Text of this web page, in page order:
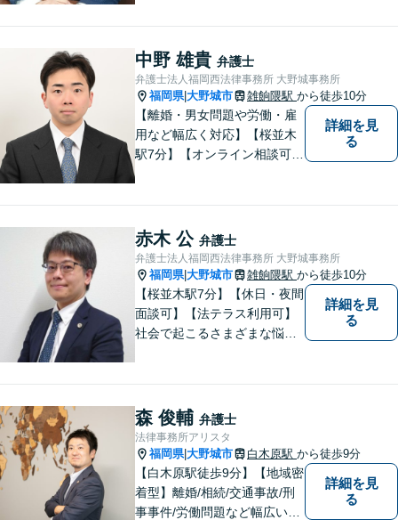
料相談あり。出張相談あり。
２０時まで営業。福岡県全域
と周辺対応。
中野 雄貴 弁護士
弁護士法人福岡西法律事務所 大野城事務所
福岡県|大野城市 雑餉隈駅 から徒歩10分
【離婚・男女問題や労働・雇
用など幅広く対応】【桜並木
駅7分】【オンライン相談可
上で、最適な解決策を共に考
えます。
詳細を見
る
赤木 公 弁護士
弁護士法人福岡西法律事務所 大野城事務所
福岡県|大野城市 雑餉隈駅 から徒歩10分
【桜並木駅7分】【休日・夜間
面談可】【法テラス利用可】
社会で起こるさまざまな悩み
す。 困りごとやご相談があり
ましたら、どうぞお気軽にお
声がけください。
詳細を見
る
森 俊輔 弁護士
法律事務所アリスタ
福岡県|大野城市 白木原駅 から徒歩9分
【白木原駅徒歩9分】【地域密
着型】離婚/相続/交通事故/刑
事事件/労働問題など幅広い事
詳細を見
る